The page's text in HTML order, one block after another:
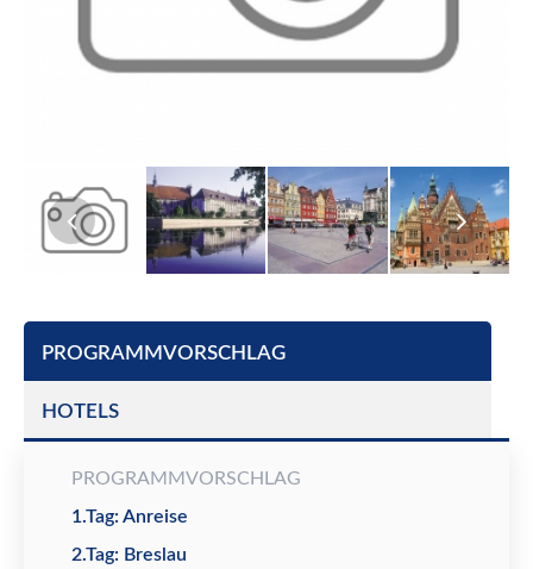
PROGRAMMVORSCHLAG
HOTELS
PROGRAMMVORSCHLAG
1.Tag: Anreise
2.Tag: Breslau